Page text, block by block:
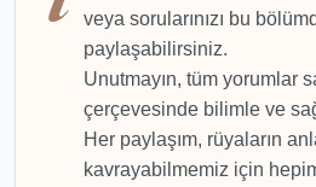
veya sorularınızı bu
paylaşabilirsiniz.
Unutmayın, tüm yorumlar
çerçevesinde bilimle ve
Her paylaşım, rüyaların
kavrayabilmemiz için